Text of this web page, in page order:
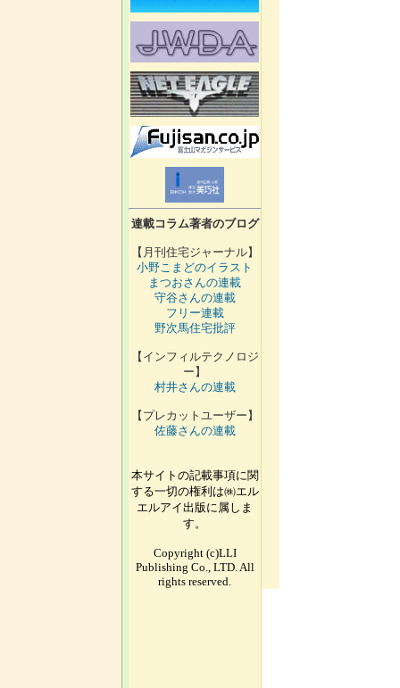
連載コラム著者のブログ
【月刊住宅ジャーナル】
小野こまどのイラスト
まつおさんの連載
守谷さんの連載
フリー連載
野次馬住宅批評
【インフィルテクノロジ
ー】
村井さんの連載
【プレカットユーザー】
佐藤さんの連載
本サイトの記載事項に関
する一切の権利は㈱エル
エルアイ出版に属しま
す。
Copyright (c)LLI
Publishing Co., LTD. All
rights reserved.